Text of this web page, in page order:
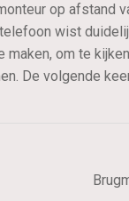
op afstand
wist
om te
De volgende